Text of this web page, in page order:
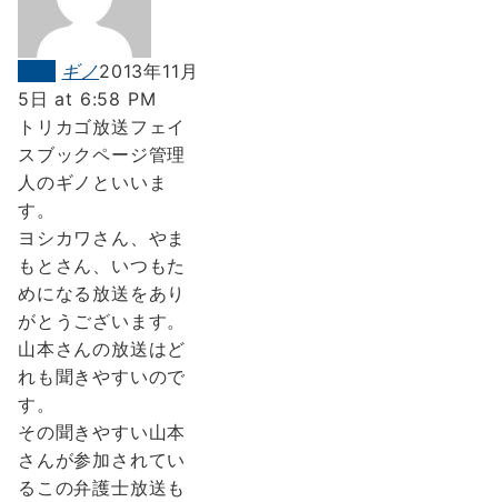
ギノ2013年11月
5日 at 6:58 PM
トリカゴ放送フェイ
スブックページ管理
人のギノといいま
す。
ヨシカワさん、やま
もとさん、いつもた
めになる放送をあり
がとうございます。
山本さんの放送はど
れも聞きやすいので
す。
その聞きやすい山本
さんが参加されてい
るこの弁護士放送も